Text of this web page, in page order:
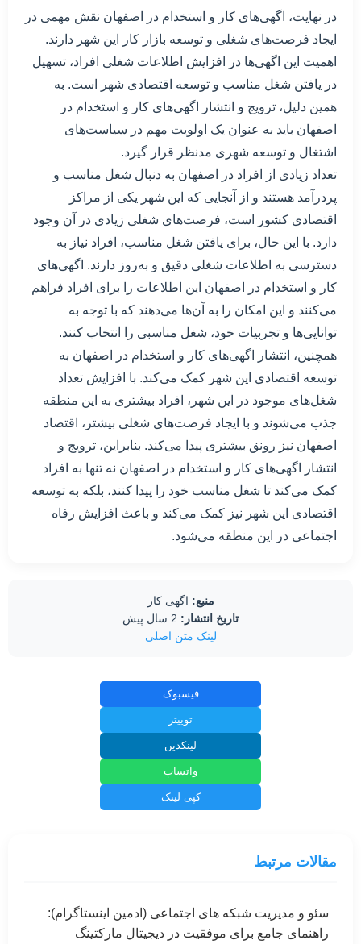
در نهایت، اگهی‌های کار و استخدام در اصفهان نقش مهمی در
ایجاد فرصت‌های شغلی و توسعه بازار کار این شهر دارند.
اهمیت این اگهی‌ها در افزایش اطلاعات شغلی افراد، تسهیل
در یافتن شغل مناسب و توسعه اقتصادی شهر است. به
همین دلیل، ترویج و انتشار اگهی‌های کار و استخدام در
اصفهان باید به عنوان یک اولویت مهم در سیاست‌های
اشتغال و توسعه شهری مدنظر قرار گیرد.
تعداد زیادی از افراد در اصفهان به دنبال شغل مناسب و
پردرآمد هستند و از آنجایی که این شهر یکی از مراکز
اقتصادی کشور است، فرصت‌های شغلی زیادی در آن وجود
دارد. با این حال، برای یافتن شغل مناسب، افراد نیاز به
دسترسی به اطلاعات شغلی دقیق و به‌روز دارند. اگهی‌های
کار و استخدام در اصفهان این اطلاعات را برای افراد فراهم
می‌کنند و این امکان را به آن‌ها می‌دهند که با توجه به
توانایی‌ها و تجربیات خود، شغل مناسبی را انتخاب کنند.
همچنین، انتشار اگهی‌های کار و استخدام در اصفهان به
توسعه اقتصادی این شهر کمک می‌کند. با افزایش تعداد
شغل‌های موجود در این شهر، افراد بیشتری به این منطقه
جذب می‌شوند و با ایجاد فرصت‌های شغلی بیشتر، اقتصاد
اصفهان نیز رونق بیشتری پیدا می‌کند. بنابراین، ترویج و
انتشار اگهی‌های کار و استخدام در اصفهان نه تنها به افراد
کمک می‌کند تا شغل مناسب خود را پیدا کنند، بلکه به توسعه
اقتصادی این شهر نیز کمک می‌کند و باعث افزایش رفاه
اجتماعی در این منطقه می‌شود.
منبع: اگهی کار
تاریخ انتشار:
لینک متن اصلی
فیسبوک
توییتر
لینکدین
واتساپ
کپی لینک
مقالات مرتبط
سئو و مدیریت شبکه های اجتماعی (ادمین اینستاگرام):
راهنمای جامع برای موفقیت در دیجیتال مارکتینگ